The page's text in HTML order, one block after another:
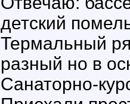
детский
Термальный
разный но в
Санаторно-